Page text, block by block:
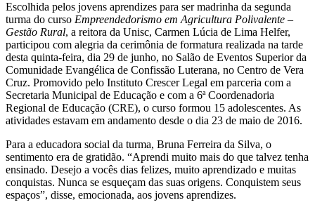
Escolhida pelos jovens aprendizes para ser madrinha da segunda
turma do curso Empreendedorismo em Agricultura Polivalente –
Gestão Rural, a reitora da Unisc, Carmen Lúcia de Lima Helfer,
participou com alegria da cerimônia de formatura realizada na tarde
desta quinta-feira, dia 29 de junho, no Salão de Eventos Superior da
Comunidade Evangélica de Confissão Luterana, no Centro de Vera
Cruz. Promovido pelo Instituto Crescer Legal em parceria com a
Secretaria Municipal de Educação e com a 6ª Coordenadoria
Regional de Educação (CRE), o curso formou 15 adolescentes. As
atividades estavam em andamento desde o dia 23 de maio de 2016.
Para a educadora social da turma, Bruna Ferreira da Silva, o
sentimento era de gratidão. “Aprendi muito mais do que talvez tenha
ensinado. Desejo a vocês dias felizes, muito aprendizado e muitas
conquistas. Nunca se esqueçam das suas origens. Conquistem seus
espaços”, disse, emocionada, aos jovens aprendizes.